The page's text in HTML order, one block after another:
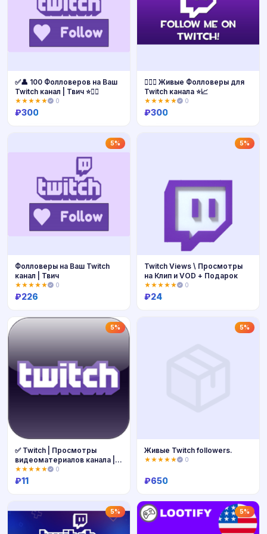
✅👤 100 Фолловеров на Ваш
Twitch канал | Твич ⭐👍🏻
★★★★★ 0
₽300
👍🏻👤 Живые Фолловеры для
Twitch канала ⭐📈
★★★★★ 0
₽300
5%
Фолловеры на Ваш Twitch
канал | Твич
★★★★★ 0
₽226
5%
Twitch Views \ Просмотры
на Клип и VOD + Подарок
★★★★★ 0
₽24
5%
Купить
✅ Twitch | Просмотры
видеоматериалов канала |
Твич
★★★★★ 0
₽11
5%
Купить
Живые Twitch followers.
★★★★★ 0
₽650
5% 5%